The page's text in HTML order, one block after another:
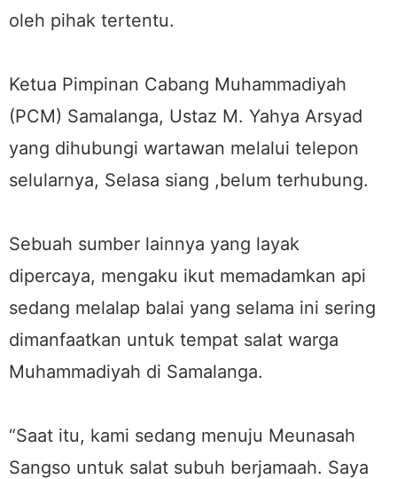
oleh pihak tertentu.
Ketua Pimpinan Cabang Muhammadiyah
(PCM) Samalanga, Ustaz M. Yahya Arsyad
yang dihubungi wartawan melalui telepon
selularnya, Selasa siang ,belum terhubung.
Sebuah sumber lainnya yang layak
dipercaya, mengaku ikut memadamkan api
sedang melalap balai yang selama ini sering
dimanfaatkan untuk tempat salat warga
Muhammadiyah di Samalanga.
“Saat itu, kami sedang menuju Meunasah
Sangso untuk salat subuh berjamaah. Saya